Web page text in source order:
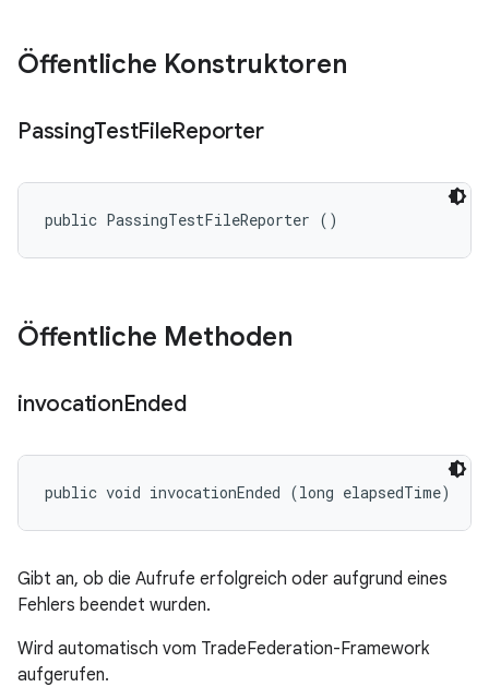
Öffentliche Konstruktoren
PassingTestFileReporter
public PassingTestFileReporter ()
Öffentliche Methoden
invocationEnded
public void invocationEnded (long elapsedTime)
Gibt an, ob die Aufrufe erfolgreich oder aufgrund eines
Fehlers beendet wurden.
Wird automatisch vom TradeFederation-Framework
aufgerufen.